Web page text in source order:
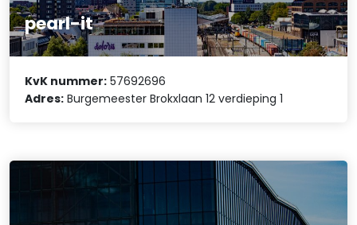
pearl-it
KvK nummer: 57692696
Adres: Burgemeester Brokxlaan 12 verdieping 1